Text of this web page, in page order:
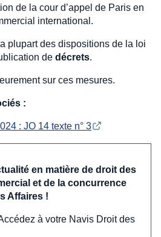
de la cour d’appel de Paris en
international.
plupart des dispositions de la loi
de décrets.
sur ces mesures.
:
: JO 14 texte n° 3
en matière de droit des
et de la concurrence
Affaires !
à votre Navis Droit des